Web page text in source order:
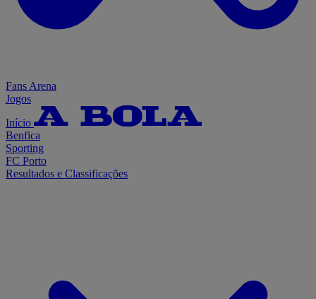
Fans Arena
Jogos
Início
Benfica
Sporting
FC Porto
Resultados e Classificações